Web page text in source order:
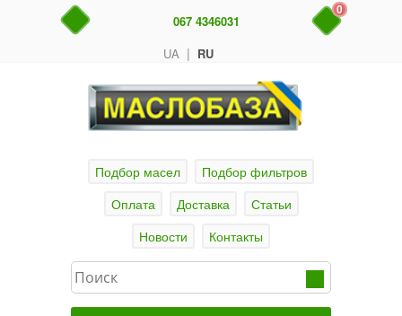
UA | RU
067 4346031
0
Подбор масел
Подбор фильтров
Оплата
Доставка
Статьи
Новости
Контакты